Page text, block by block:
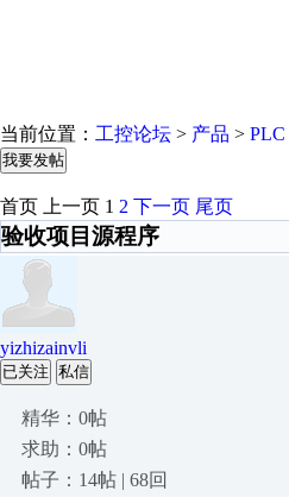
当前位置： 工控论坛 > 产品 > PLC
我要发帖
首页 上一页 1 2 下一页 尾页
验收项目源程序
yizhizainvli
已关注 私信
精华：0帖
求助：0帖
帖子：14帖 | 68回